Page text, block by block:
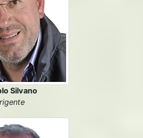
Silvano